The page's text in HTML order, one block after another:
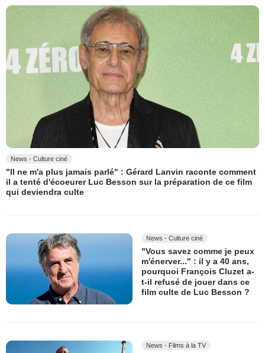
News - Culture ciné
"Il ne m'a plus jamais parlé" : Gérard Lanvin raconte comment
il a tenté d'écoeurer Luc Besson sur la préparation de ce film
qui deviendra culte
News - Culture ciné
"Vous savez comme je peux
m'énerver..." : il y a 40 ans,
pourquoi François Cluzet a-
t-il refusé de jouer dans ce
film culte de Luc Besson ?
News - Films à la TV